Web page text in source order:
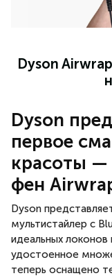
Dyson
Dyson
первое
красоты —
фен
Dyson
мультистайлер с
идеальных
удостоенное
теперь оснащено